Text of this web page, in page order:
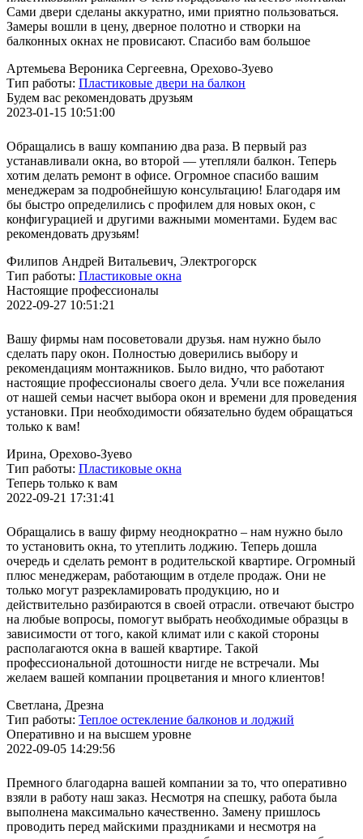
Сами двери сделаны аккуратно, ими приятно пользоваться.
Замеры вошли в цену, дверное полотно и створки на
балконных окнах не провисают. Спасибо вам большое
Артемьева Вероника Сергеевна, Орехово-Зуево
Тип работы: Пластиковые двери на балкон
Будем вас рекомендовать друзьям
2023-01-15 10:51:00
Обращались в вашу компанию два раза. В первый раз
устанавливали окна, во второй — утепляли балкон. Теперь
хотим делать ремонт в офисе. Огромное спасибо вашим
менеджерам за подробнейшую консультацию! Благодаря им
бы быстро определились с профилем для новых окон, с
конфигурацией и другими важными моментами. Будем вас
рекомендовать друзьям!
Филипов Андрей Витальевич, Электрогорск
Тип работы: Пластиковые окна
Настоящие профессионалы
2022-09-27 10:51:21
Вашу фирмы нам посоветовали друзья. нам нужно было
сделать пару окон. Полностью доверились выбору и
рекомендациям монтажников. Было видно, что работают
настоящие профессионалы своего дела. Учли все пожелания
от нашей семьи насчет выбора окон и времени для проведения
установки. При необходимости обязательно будем обращаться
только к вам!
Ирина, Орехово-Зуево
Тип работы: Пластиковые окна
Теперь только к вам
2022-09-21 17:31:41
Обращались в вашу фирму неоднократно – нам нужно было
то установить окна, то утеплить лоджию. Теперь дошла
очередь и сделать ремонт в родительской квартире. Огромный
плюс менеджерам, работающим в отделе продаж. Они не
только могут разрекламировать продукцию, но и
действительно разбираются в своей отрасли. отвечают быстро
на любые вопросы, помогут выбрать необходимые образцы в
зависимости от того, какой климат или с какой стороны
располагаются окна в вашей квартире. Такой
профессиональной дотошности нигде не встречали. Мы
желаем вашей компании процветания и много клиентов!
Светлана, Дрезна
Тип работы: Теплое остекление балконов и лоджий
Оперативно и на высшем уровне
2022-09-05 14:29:56
Премного благодарна вашей компании за то, что оперативно
взяли в работу наш заказ. Несмотря на спешку, работа была
выполнена максимально качественно. Замену пришлось
проводить перед майскими праздниками и несмотря на